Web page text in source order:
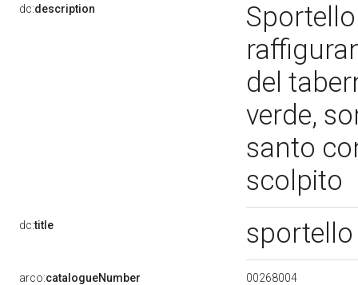
dc:description
del
verde,
santo
scolpito
dc:title
arco:catalogueNumber 00268004